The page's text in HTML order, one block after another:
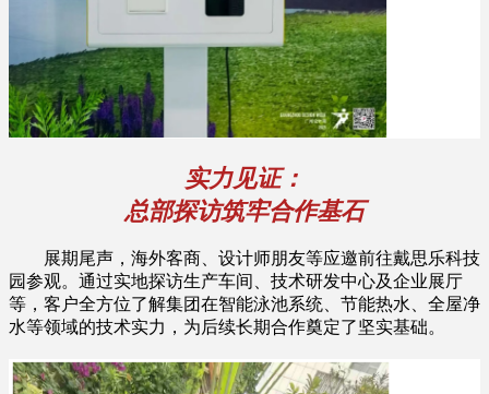
实力见证：
总部探访筑牢合作基石
展期尾声，海外客商、设计师朋友等应邀前往戴思乐科技
园参观。通过实地探访生产车间、技术研发中心及企业展厅
等，客户全方位了解集团在智能泳池系统、节能热水、全屋净
水等领域的技术实力，为后续长期合作奠定了坚实基础。